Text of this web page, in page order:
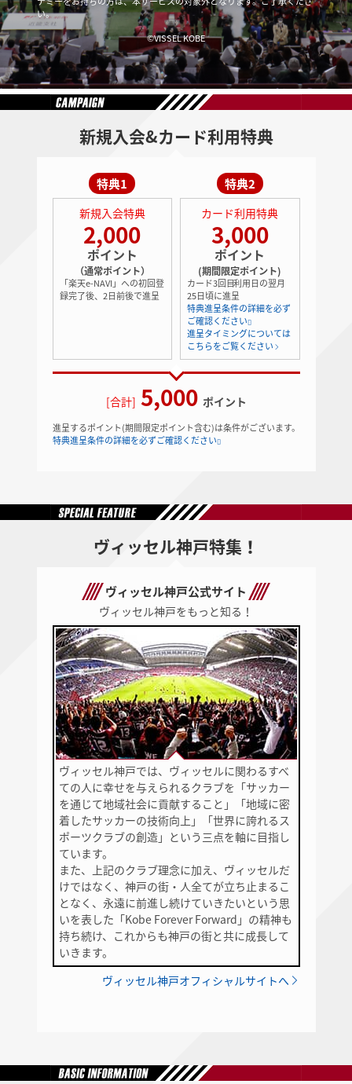
い。
©VISSEL KOBE
新規入会&カード利用特典
特典1
新規入会特典
2,000
ポイント
（通常ポイント）
「楽天e-NAVI」への初回登
録完了後、2日前後で進呈
特典2
カード利用特典
3,000
ポイント
(期間限定ポイント)
カード3回目利用日の翌月
25日頃に進呈
特典進呈条件の詳細を必ず
ご確認ください
進呈タイミングについては
こちらをご覧ください
[合計] 5,000 ポイント
進呈するポイント(期間限定ポイント含む)は条件がございます。
特典進呈条件の詳細を必ずご確認ください
ヴィッセル神戸特集！
ヴィッセル神戸公式サイト
ヴィッセル神戸をもっと知る！
ヴィッセル神戸では、ヴィッセルに関わるすべ
ての人に幸せを与えられるクラブを「サッカー
を通じて地域社会に貢献すること」「地域に密
着したサッカーの技術向上」「世界に誇れるス
ポーツクラブの創造」という三点を軸に目指し
ています。
また、上記のクラブ理念に加え、ヴィッセルだ
けではなく、神戸の街・人全てが立ち止まるこ
となく、永遠に前進し続けていきたいという思
いを表した「Kobe Forever Forward」の精神も
持ち続け、これからも神戸の街と共に成長して
いきます。
ヴィッセル神戸オフィシャルサイトへ